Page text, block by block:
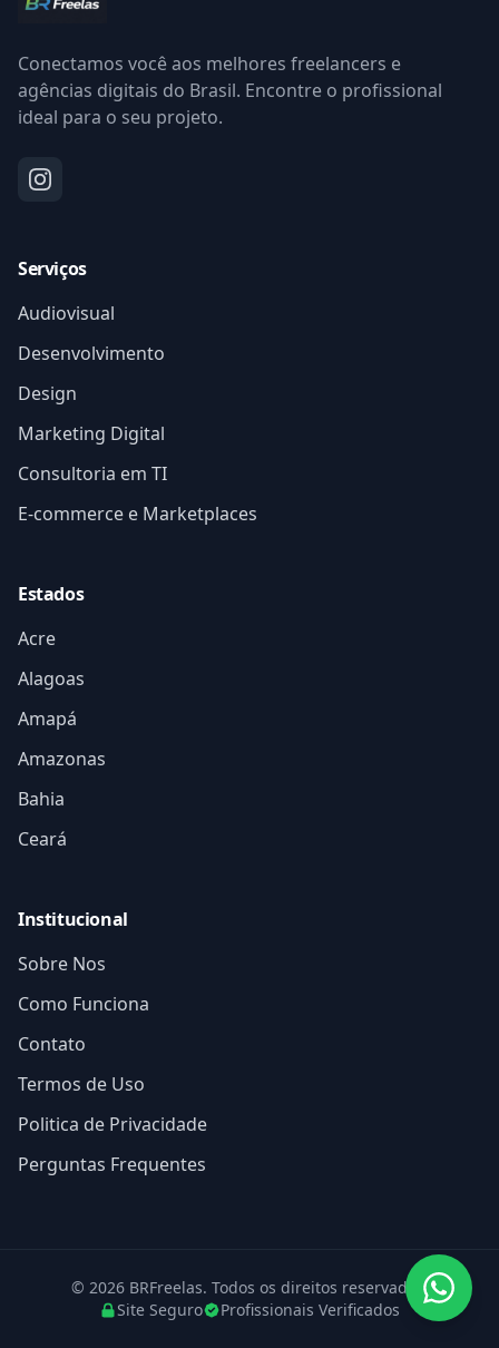
Conectamos você aos melhores freelancers e
agências digitais do Brasil. Encontre o profissional
ideal para o seu projeto.
Serviços
Audiovisual
Desenvolvimento
Design
Marketing Digital
Consultoria em TI
E-commerce e Marketplaces
Estados
Acre
Alagoas
Amapá
Amazonas
Bahia
Ceará
Institucional
Sobre Nos
Como Funciona
Contato
Termos de Uso
Politica de Privacidade
Perguntas Frequentes
© 2026 BRFreelas. Todos os direitos reservados.
Site Seguro
Profissionais Verificados